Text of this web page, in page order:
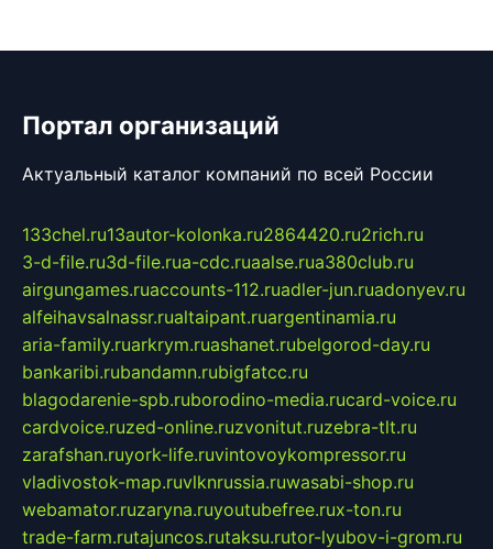
Портал организаций
Актуальный каталог компаний по всей России
133chel.ru13autor-kolonka.ru2864420.ru2rich.ru
3-d-file.ru3d-file.rua-cdc.ruaalse.rua380club.ru
airgungames.ruaccounts-112.ruadler-jun.ruadonyev.ru
alfeihavsalnassr.rualtaipant.ruargentinamia.ru
aria-family.ruarkrym.ruashanet.rubelgorod-day.ru
bankaribi.rubandamn.rubigfatcc.ru
blagodarenie-spb.ruborodino-media.rucard-voice.ru
cardvoice.ruzed-online.ruzvonitut.ruzebra-tlt.ru
zarafshan.ruyork-life.ruvintovoykompressor.ru
vladivostok-map.ruvlknrussia.ruwasabi-shop.ru
webamator.ruzaryna.ruyoutubefree.rux-ton.ru
trade-farm.rutajuncos.rutaksu.rutor-lyubov-i-grom.ru